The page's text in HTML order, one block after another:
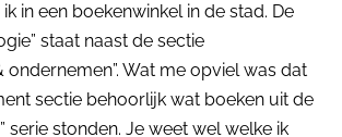
in een boekenwinkel in de stad. De
staat naast de sectie
ondernemen”. Wat me opviel was dat
sectie behoorlijk wat boeken uit de
serie stonden. Je weet wel welke ik